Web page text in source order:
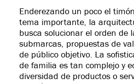
Enderezando un poco el
tema importante, la
busca solucionar el orden de
submarcas, propuestas de
de público objetivo. La
de familia es tan complejo y
diversidad de productos o